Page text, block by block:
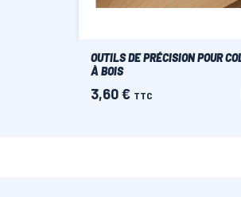
OUTILS DE PRÉCISION POUR
À BOIS
Prix
3,60 € TTC